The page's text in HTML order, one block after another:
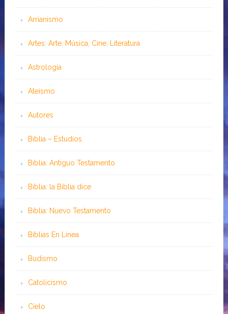
Arrianismo
Artes: Arte, Música, Cine, Literatura
Astrología
Ateísmo
Autores
Biblia – Estudios
Biblia: Antiguo Testamento
Biblia: la Biblia dice
Biblia: Nuevo Testamento
Bíblias En Línea
Budismo
Catolicismo
Cielo